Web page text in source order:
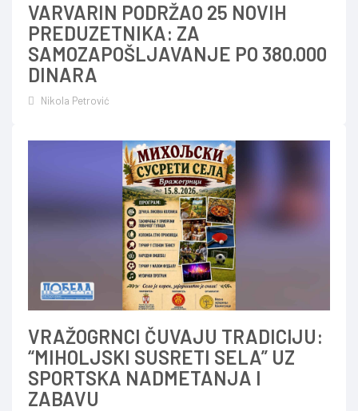
VARVARIN PODRŽAO 25 NOVIH
PREDUZETNIKA: ZA
SAMOZAPOŠLJAVANJE PO 380.000
DINARA
Nikola Petrović
VRAŽOGRNCI ČUVAJU TRADICIJU:
“MIHOLJSKI SUSRETI SELA” UZ
SPORTSKA NADMETANJA I
ZABAVU